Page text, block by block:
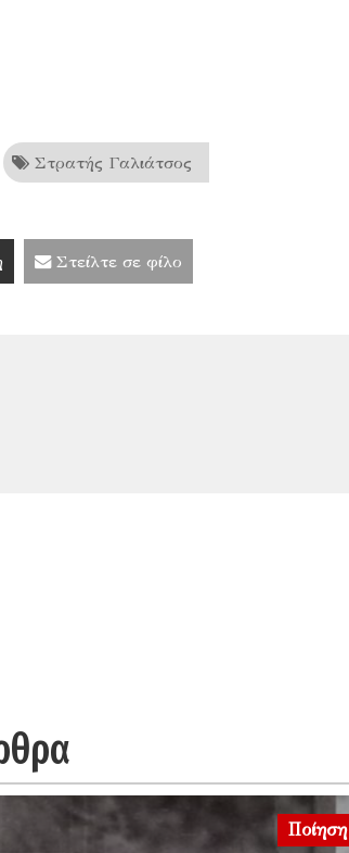
Στρατής Γαλιάτσος
Στείλτε σε φίλο
Ποίηση